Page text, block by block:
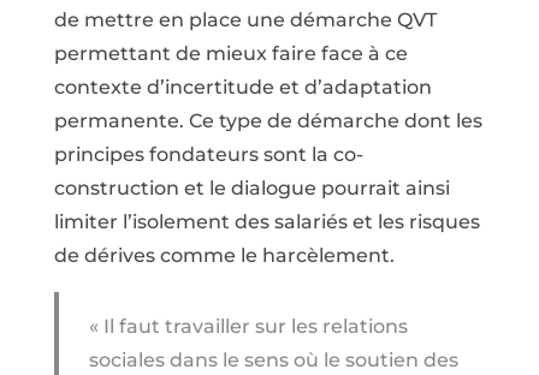
de mettre en place une démarche QVT
permettant de mieux faire face à ce
contexte d’incertitude et d’adaptation
permanente. Ce type de démarche dont les
principes fondateurs sont la co-
construction et le dialogue pourrait ainsi
limiter l’isolement des salariés et les risques
de dérives comme le harcèlement.
« Il faut travailler sur les relations
sociales dans le sens où le soutien des